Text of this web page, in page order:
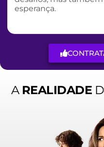
esperança.
A REALIDADE